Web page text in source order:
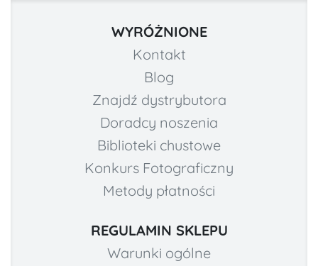
WYRÓŻNIONE
Kontakt
Blog
Znajdź dystrybutora
Doradcy noszenia
Biblioteki chustowe
Konkurs Fotograficzny
Metody płatności
REGULAMIN SKLEPU
Warunki ogólne